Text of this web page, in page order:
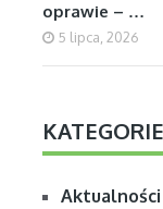
oprawie – …
5 lipca, 2026
KATEGORIE
Aktualności